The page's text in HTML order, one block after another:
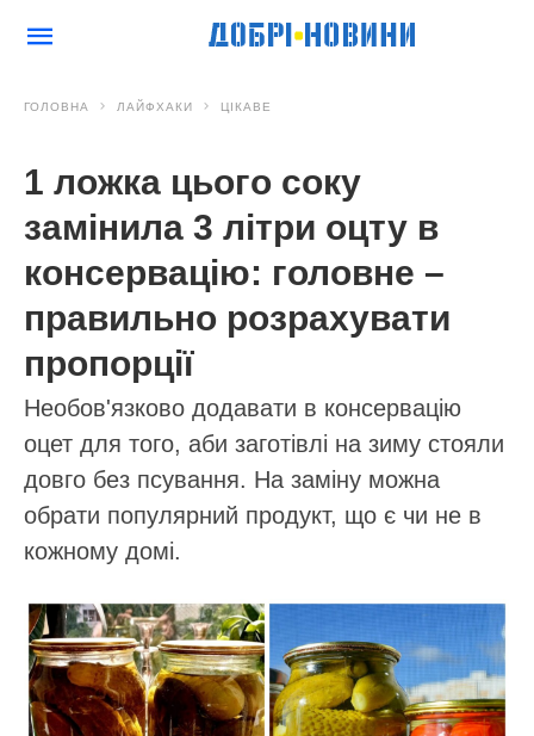
ГОЛОВНА ЛАЙФХАКИ ЦІКАВЕ
1 ложка цього соку
замінила 3 літри оцту в
консервацію: головне –
правильно розрахувати
пропорції
Необов'язково додавати в консервацію
оцет для того, аби заготівлі на зиму стояли
довго без псування. На заміну можна
обрати популярний продукт, що є чи не в
кожному домі.